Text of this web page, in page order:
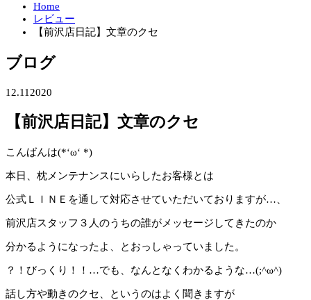
Home
レビュー
【前沢店日記】文章のクセ
ブログ
12.11 2020
【前沢店日記】文章のクセ
こんばんは(*‘ω‘ *)
本日、枕メンテナンスにいらしたお客様とは
公式ＬＩＮＥを通して対応させていただいておりますが…、
前沢店スタッフ３人のうちの誰がメッセージしてきたのか
分かるようになったよ、とおっしゃっていました。
？！びっくり！！…でも、なんとなくわかるような…(;^ω^)
話し方や動きのクセ、というのはよく聞きますが